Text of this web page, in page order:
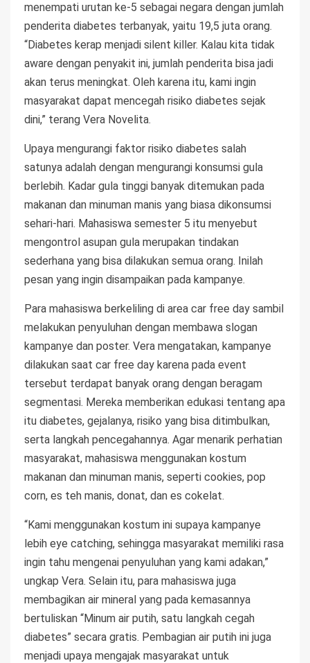
menempati urutan ke-5 sebagai negara dengan jumlah
penderita diabetes terbanyak, yaitu 19,5 juta orang.
“Diabetes kerap menjadi silent killer. Kalau kita tidak
aware dengan penyakit ini, jumlah penderita bisa jadi
akan terus meningkat. Oleh karena itu, kami ingin
masyarakat dapat mencegah risiko diabetes sejak
dini,” terang Vera Novelita.
Upaya mengurangi faktor risiko diabetes salah
satunya adalah dengan mengurangi konsumsi gula
berlebih. Kadar gula tinggi banyak ditemukan pada
makanan dan minuman manis yang biasa dikonsumsi
sehari-hari. Mahasiswa semester 5 itu menyebut
mengontrol asupan gula merupakan tindakan
sederhana yang bisa dilakukan semua orang. Inilah
pesan yang ingin disampaikan pada kampanye.
Para mahasiswa berkeliling di area car free day sambil
melakukan penyuluhan dengan membawa slogan
kampanye dan poster. Vera mengatakan, kampanye
dilakukan saat car free day karena pada event
tersebut terdapat banyak orang dengan beragam
segmentasi. Mereka memberikan edukasi tentang apa
itu diabetes, gejalanya, risiko yang bisa ditimbulkan,
serta langkah pencegahannya. Agar menarik perhatian
masyarakat, mahasiswa menggunakan kostum
makanan dan minuman manis, seperti cookies, pop
corn, es teh manis, donat, dan es cokelat.
“Kami menggunakan kostum ini supaya kampanye
lebih eye catching, sehingga masyarakat memiliki rasa
ingin tahu mengenai penyuluhan yang kami adakan,”
ungkap Vera. Selain itu, para mahasiswa juga
membagikan air mineral yang pada kemasannya
bertuliskan “Minum air putih, satu langkah cegah
diabetes” secara gratis. Pembagian air putih ini juga
menjadi upaya mengajak masyarakat untuk